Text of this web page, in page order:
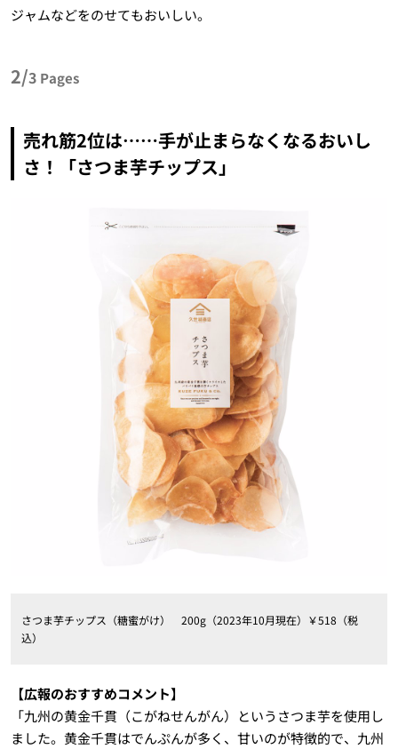
ジャムなどをのせてもおいしい。
2/3 Pages
売れ筋2位は……手が止まらなくなるおいし
さ！「さつま芋チップス」
さつま芋チップス（糖蜜がけ） 200g（2023年10月現在）￥518（税
込）
【広報のおすすめコメント】
「九州の黄金千貫（こがねせんがん）というさつま芋を使用し
ました。黄金千貫はでんぷんが多く、甘いのが特徴的で、九州